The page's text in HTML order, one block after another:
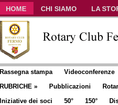
HOME CHI SIAMO LA
CLUB COMMUNICATOR
Rassegna stampa Videoconferenze
RUBRICHE » Pubblicazioni
Iniziative dei soci
50° 150°